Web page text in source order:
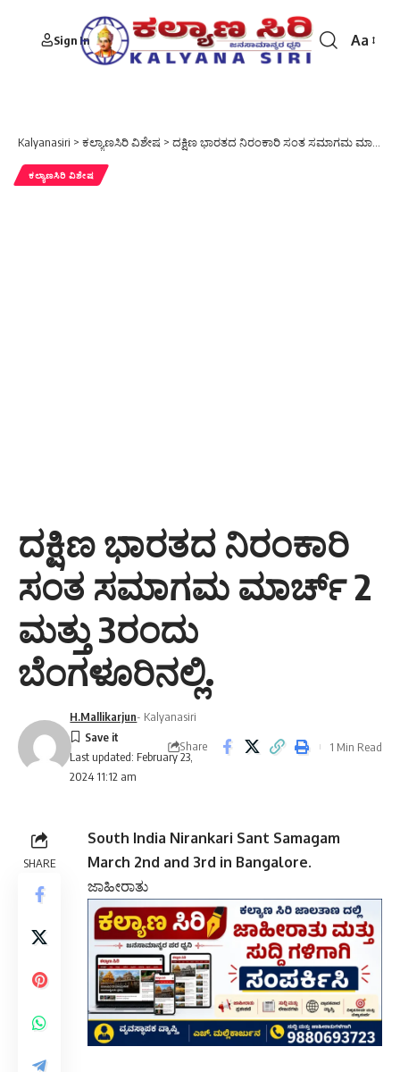
Sign In
Font
Aa
Kalyanasiri > ಕಲ್ಯಾಣಸಿರಿ ವಿಶೇಷ > ದಕ್ಷಿಣ ಭಾರತದ ನಿರಂಕಾರಿ ಸಂತ ಸಮಾಗಮ ಮಾರ್ಚ್ 2 ಮತ್ತು 3ರಂದು ಬೆಂಗಳೂರಿನಲ್ಲಿ.
ಕಲ್ಯಾಣಸಿರಿ ವಿಶೇಷ
ದಕ್ಷಿಣ ಭಾರತದ ನಿರಂಕಾರಿ
ಸಂತ ಸಮಾಗಮ ಮಾರ್ಚ್ 2
ಮತ್ತು 3ರಂದು
ಬೆಂಗಳೂರಿನಲ್ಲಿ.
Last updated: February 23,
2024 11:12 am
H.Mallikarjun- Kalyanasiri
Share 1 Min Read
SHARE
South India Nirankari Sant Samagam
March 2nd and 3rd in Bangalore.
ಜಾಹೀರಾತು